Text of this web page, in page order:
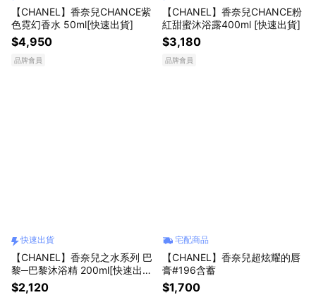
【CHANEL】香奈兒CHANCE紫
色霓幻香水 50ml[快速出貨]
$4,950
品牌會員
【CHANEL】香奈兒CHANCE粉
紅甜蜜沐浴露400ml ​[快速出貨]
$3,180
品牌會員
快速出貨
【CHANEL】香奈兒之水系列 巴
黎─巴黎沐浴精 200ml[快速出
貨]
$2,120
宅配商品
【CHANEL】香奈兒超炫耀的唇
膏#196含蓄
$1,700